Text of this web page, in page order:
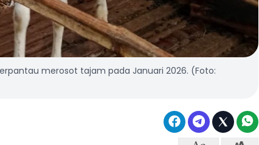
merosot tajam pada Januari 2026. (Foto: